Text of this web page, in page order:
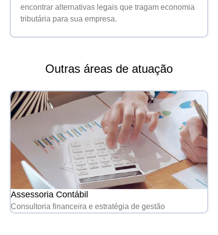
encontrar alternativas legais que tragam economia
tributária para sua empresa.
Outras áreas de atuação
Assessoria Contábil
Consultoria financeira e estratégia de gestão